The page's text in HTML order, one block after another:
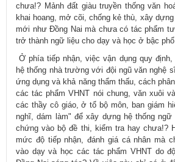
chưa!? Mảnh đất giàu truyền thống văn
khai hoang, mở cõi, chống kẻ thù, xây
mới như Đồng Nai mà chưa có tác phẩm
trở thành ngữ liệu cho dạy và học ở bậc
Ở phía tiếp nhận, việc vận dụng quy
hệ thống nhà trường với đội ngũ văn nghệ
ứng dụng và khả năng thẩm thấu, cách
các tác phẩm VHNT nói chung, văn xuôi
các thầy cô giáo, ở tổ bộ môn, ban giám
nghĩ, dám làm" để xây dựng hệ thống ngữ
chứng vào bộ đề thi, kiểm tra hay chưa!?
mức độ tiếp nhận, đánh giá cá nhân mà
vào dạy và học các tác phẩm VHNT do